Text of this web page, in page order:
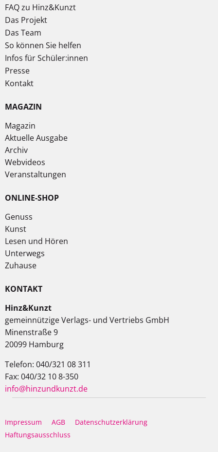
FAQ zu Hinz&Kunzt
Das Projekt
Das Team
So können Sie helfen
Infos für Schüler:innen
Presse
Kontakt
MAGAZIN
Magazin
Aktuelle Ausgabe
Archiv
Webvideos
Veranstaltungen
ONLINE-SHOP
Genuss
Kunst
Lesen und Hören
Unterwegs
Zuhause
KONTAKT
Hinz&Kunzt
gemeinnützige Verlags- und Vertriebs GmbH
Minenstraße 9
20099 Hamburg
Telefon: 040/321 08 311
Fax: 040/32 10 8-350
info@hinzundkunzt.de
Impressum AGB
Datenschutzerklärung
Haftungsausschluss